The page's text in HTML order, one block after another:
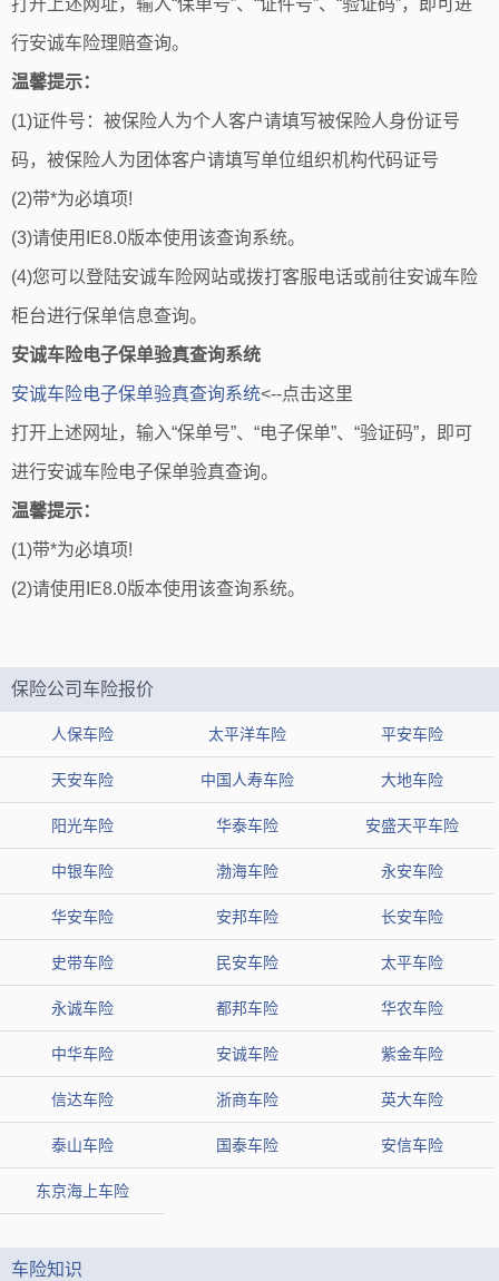
打开上述网址，输入“保单号”、“证件号”、“验证码”，即可进
行安诚车险理赔查询。
温馨提示：
(1)证件号：被保险人为个人客户请填写被保险人身份证号
码，被保险人为团体客户请填写单位组织机构代码证号
(2)带*为必填项!
(3)请使用IE8.0版本使用该查询系统。
(4)您可以登陆安诚车险网站或拨打客服电话或前往安诚车险
柜台进行保单信息查询。
安诚车险电子保单验真查询系统
安诚车险电子保单验真查询系统<--点击这里
打开上述网址，输入“保单号”、“电子保单”、“验证码”，即可
进行安诚车险电子保单验真查询。
温馨提示：
(1)带*为必填项!
(2)请使用IE8.0版本使用该查询系统。
保险公司车险报价
人保车险 太平洋车险 平安车险
天安车险 中国人寿车险 大地车险
阳光车险 华泰车险 安盛天平车险
中银车险 渤海车险 永安车险
华安车险 安邦车险 长安车险
史带车险 民安车险 太平车险
永诚车险 都邦车险 华农车险
中华车险 安诚车险 紫金车险
信达车险 浙商车险 英大车险
泰山车险 国泰车险 安信车险
东京海上车险
车险知识